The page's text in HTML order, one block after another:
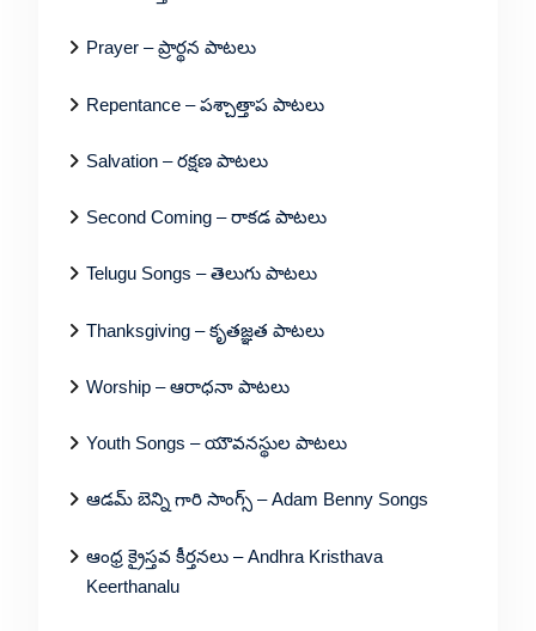
Prayer – ప్రార్థన పాటలు
Repentance – పశ్చాత్తాప పాటలు
Salvation – రక్షణ పాటలు
Second Coming – రాకడ పాటలు
Telugu Songs – తెలుగు పాటలు
Thanksgiving – కృతజ్ఞత పాటలు
Worship – ఆరాధనా పాటలు
Youth Songs – యౌవనస్థుల పాటలు
ఆడమ్ బెన్ని గారి సాంగ్స్ – Adam Benny Songs
ఆంధ్ర క్రైస్తవ కీర్తనలు – Andhra Kristhava
Keerthanalu